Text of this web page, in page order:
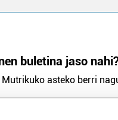
buletina jaso
asteko berri